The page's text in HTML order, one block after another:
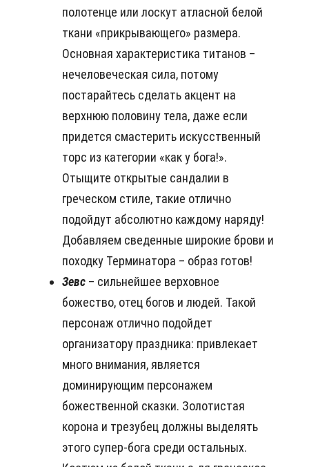
полотенце или лоскут атласной белой
ткани «прикрывающего» размера.
Основная характеристика титанов –
нечеловеческая сила, потому
постарайтесь сделать акцент на
верхнюю половину тела, даже если
придется смастерить искусственный
торс из категории «как у бога!».
Отыщите открытые сандалии в
греческом стиле, такие отлично
подойдут абсолютно каждому наряду!
Добавляем сведенные широкие брови и
походку Терминатора – образ готов!
Зевс – сильнейшее верховное
божество, отец богов и людей. Такой
персонаж отлично подойдет
организатору праздника: привлекает
много внимания, является
доминирующим персонажем
божественной сказки. Золотистая
корона и трезубец должны выделять
этого супер-бога среди остальных.